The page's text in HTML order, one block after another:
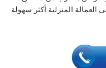
المنزلية أكثر سهولة